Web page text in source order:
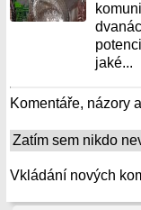
jaké...
Komentáře, názory
Zatím sem nikdo
Vkládání nových